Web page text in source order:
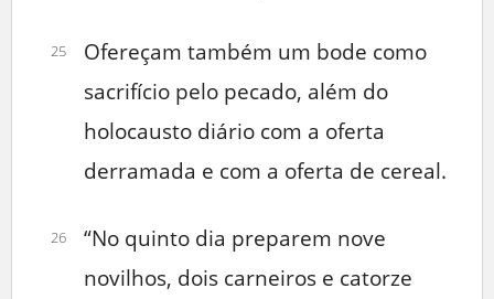
25
Ofereçam também um bode como
sacrifício pelo pecado, além do
holocausto diário com a oferta
derramada e com a oferta de cereal.
26
“No quinto dia preparem nove
novilhos, dois carneiros e catorze